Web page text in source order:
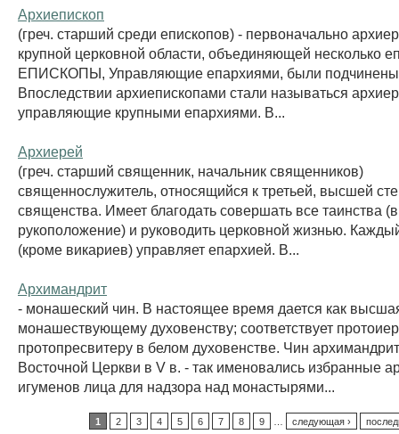
Архиепископ
(греч. старший среди епископов) - первоначально
крупной церковной области, объединяющей несколько
ЕПИСКОПЫ, Управляющие епархиями, были подчинены
Впоследствии архиепископами стали называться
управляющие крупными епархиями. В...
Архиерей
(греч. старший священник, начальник священников)
священнослужитель, относящийся к третьей, высшей
священства. Имеет благодать совершать все таинства (в
рукоположение) и руководить церковной жизнью.
(кроме викариев) управляет епархией. В...
Архимандрит
- монашеский чин. В настоящее время дается как
монашествующему духовенству; соответствует
протопресвитеру в белом духовенстве. Чин
Восточной Церкви в V в. - так именовались избранные
игуменов лица для надзора над монастырями...
1 2 3 4 5 6 7 8 9 следующая ›